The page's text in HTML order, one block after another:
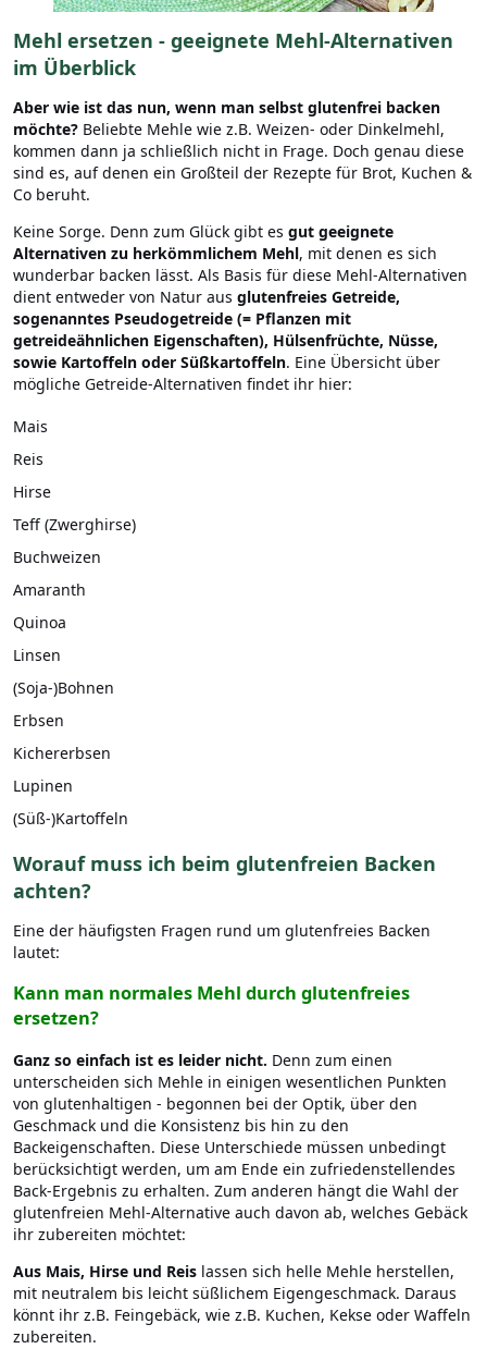
Mehl ersetzen - geeignete Mehl-Alternativen
im Überblick
Aber wie ist das nun, wenn man selbst glutenfrei backen
möchte? Beliebte Mehle wie z.B. Weizen- oder Dinkelmehl,
kommen dann ja schließlich nicht in Frage. Doch genau diese
sind es, auf denen ein Großteil der Rezepte für Brot, Kuchen &
Co beruht.
Keine Sorge. Denn zum Glück gibt es gut geeignete
Alternativen zu herkömmlichem Mehl, mit denen es sich
wunderbar backen lässt. Als Basis für diese Mehl-Alternativen
dient entweder von Natur aus glutenfreies Getreide,
sogenanntes Pseudogetreide (= Pflanzen mit
getreideähnlichen Eigenschaften), Hülsenfrüchte, Nüsse,
sowie Kartoffeln oder Süßkartoffeln. Eine Übersicht über
mögliche Getreide-Alternativen findet ihr hier:
Mais
Reis
Hirse
Teff (Zwerghirse)
Buchweizen
Amaranth
Quinoa
Linsen
(Soja-)Bohnen
Erbsen
Kichererbsen
Lupinen
(Süß-)Kartoffeln
Worauf muss ich beim glutenfreien Backen
achten?
Eine der häufigsten Fragen rund um glutenfreies Backen
lautet:
Kann man normales Mehl durch glutenfreies
ersetzen?
Ganz so einfach ist es leider nicht. Denn zum einen
unterscheiden sich Mehle in einigen wesentlichen Punkten
von glutenhaltigen - begonnen bei der Optik, über den
Geschmack und die Konsistenz bis hin zu den
Backeigenschaften. Diese Unterschiede müssen unbedingt
berücksichtigt werden, um am Ende ein zufriedenstellendes
Back-Ergebnis zu erhalten. Zum anderen hängt die Wahl der
glutenfreien Mehl-Alternative auch davon ab, welches Gebäck
ihr zubereiten möchtet:
Aus Mais, Hirse und Reis lassen sich helle Mehle herstellen,
mit neutralem bis leicht süßlichem Eigengeschmack. Daraus
könnt ihr z.B. Feingebäck, wie z.B. Kuchen, Kekse oder Waffeln
zubereiten.